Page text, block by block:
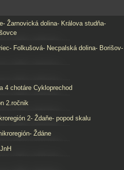
Žarnovická dolina- Králova studňa-
Folkušová- Necpalská dolina- Borišov-
4 chotáre Cykloprechod
2.ročnik
2- Ždaňe- popod skalu
Ždáne